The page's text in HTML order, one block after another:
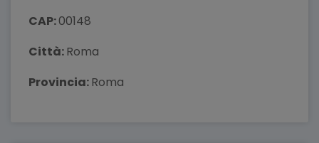
CAP:00148
Città:Roma
Provincia:Roma